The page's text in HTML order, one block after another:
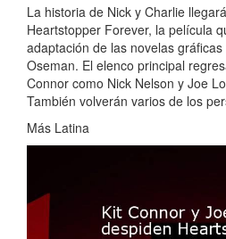
La historia de Nick y Charlie
Heartstopper Forever, la película
adaptación de las novelas
Oseman. El elenco principal
Connor como Nick Nelson y Joe
También volverán varios de los
Más Latina